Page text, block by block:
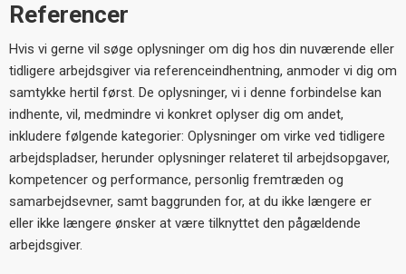
Referencer
Hvis vi gerne vil søge oplysninger om dig hos din nuværende eller
tidligere arbejdsgiver via referenceindhentning, anmoder vi dig om
samtykke hertil først. De oplysninger, vi i denne forbindelse kan
indhente, vil, medmindre vi konkret oplyser dig om andet,
inkludere følgende kategorier: Oplysninger om virke ved tidligere
arbejdspladser, herunder oplysninger relateret til arbejdsopgaver,
kompetencer og performance, personlig fremtræden og
samarbejdsevner, samt baggrunden for, at du ikke længere er
eller ikke længere ønsker at være tilknyttet den pågældende
arbejdsgiver.